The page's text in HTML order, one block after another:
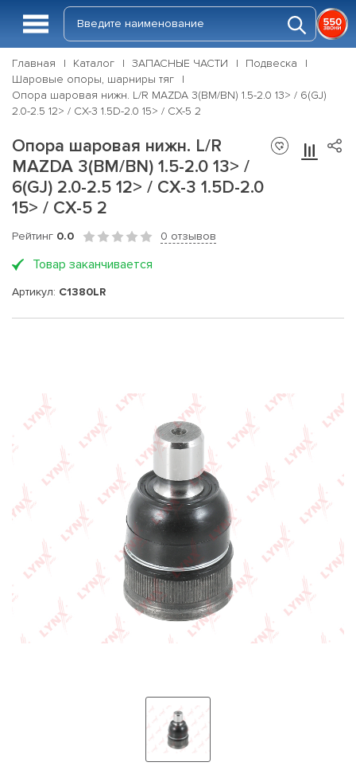
Главная Каталог ЗАПАСНЫЕ ЧАСТИ
Подвеска
Шаровые опоры, шарниры тяг
Опора шаровая нижн. L/R MAZDA 3(BM/BN) 1.5-2.0 13> / 6(GJ)
2.0-2.5 12> / CX-3 1.5D-2.0 15> / CX-5 2
Опора шаровая нижн. L/R
MAZDA 3(BM/BN) 1.5-2.0 13> /
6(GJ) 2.0-2.5 12> / CX-3 1.5D-2.0
15> / CX-5 2
Рейтинг 0.0 0 отзывов
Товар заканчивается
Артикул: C1380LR